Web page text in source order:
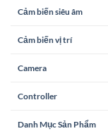
Cảm biến siêu âm
Cảm biến vị trí
Camera
Controller
Danh Mục Sản Phẩm